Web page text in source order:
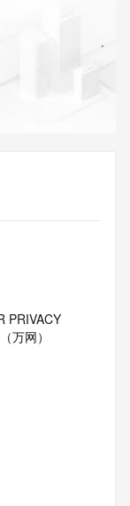
PRIVACY
万网）